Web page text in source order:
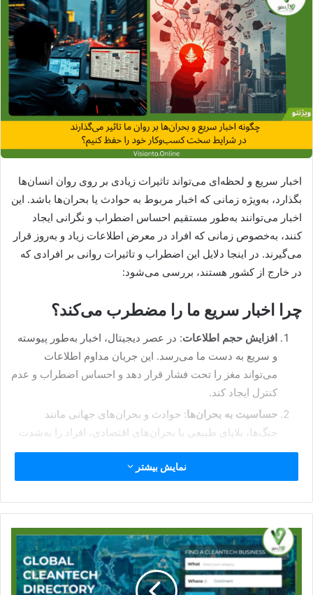
اخبار سریع و لحظه‌ای می‌تواند تاثیرات زیادی بر روی روان انسان‌ها
بگذارد، به‌ویژه زمانی که اخبار مربوط به حوادث یا بحران‌ها باشد. این
اخبار می‌توانند به‌طور مستقیم احساس اضطراب و نگرانی ایجاد
کنند، به‌خصوص زمانی که افراد در معرض اطلاعات زیاد و به‌روز قرار
می‌گیرند. در اینجا دلایل این اضطراب و تاثیرات روانی بر افرادی که
در خارج از کشور هستند، بررسی می‌شود:
چرا اخبار سریع ما را مضطرب می‌کند؟
افزایش حجم اطلاعات: در عصر دیجیتال، اخبار به‌طور پیوسته
و سریع به دست ما می‌رسد. این جریان مداوم اطلاعات
می‌تواند مغز را تحت فشار قرار دهد و احساس اضطراب و عدم
کنترل ایجاد کند.
حساسیت به بحران‌ها: حوادث و بحران‌های جهانی مانند
جنگ‌ها، بلایای طبیعی یا بحران‌های اقتصادی، افراد را به‌شدت
تحت تاثیر قرار می‌دهند. وقتی این اخبار به سرعت پخش
می‌شود، احساس اضطراب به‌ویژه در مورد آینده و امنیت
مثبت پخش می‌شوند، که این باعث افزایش استرس و نگرانی
در افراد می‌شود.
تاثیرات روانی بر افراد خارج از کشور:
نمایش بیشتر